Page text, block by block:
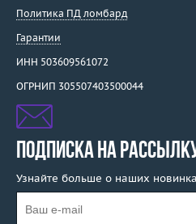
Политика ПД ломбард
Гарантии
ИНН 503609561072
ОГРНИП 305507403500044
ПОДПИСКА НА
Узнайте больше о наших